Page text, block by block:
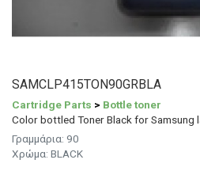
SAMCLP415TON90GRBLA
Cartridge Parts > Bottle toner
Color bottled Toner Black for Samsung
Γραμμάρια: 90
Χρώμα: BLACK